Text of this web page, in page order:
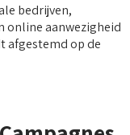
bedrijven,
online aanwezigheid
afgestemd op de